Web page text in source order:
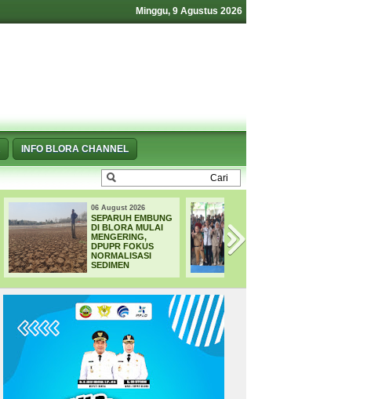
Minggu, 9 Agustus 2026
INFO BLORA CHANNEL
06 August 2026
DPRD BLORA
DORONG CSR 2.000
HEKTARE UNTUK
PERHUTANAN
SOSIAL, TARGET
TERIMA MANFAAT